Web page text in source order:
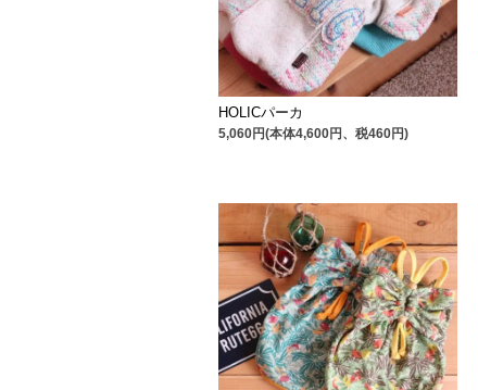
HOLICパーカ
5,060円(本体4,600円、税460円)